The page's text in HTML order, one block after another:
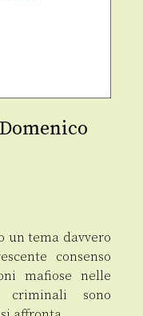
Domenico
un tema davvero
consenso
mafiose nelle
sono